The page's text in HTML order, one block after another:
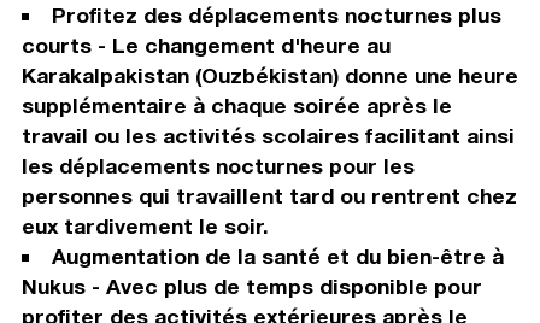
Profitez des déplacements nocturnes plus
courts - Le changement d'heure au
Karakalpakistan (Ouzbékistan) donne une heure
supplémentaire à chaque soirée après le
travail ou les activités scolaires facilitant ainsi
les déplacements nocturnes pour les
personnes qui travaillent tard ou rentrent chez
eux tardivement le soir.
Augmentation de la santé et du bien-être à
Nukus - Avec plus de temps disponible pour
profiter des activités extérieures après le